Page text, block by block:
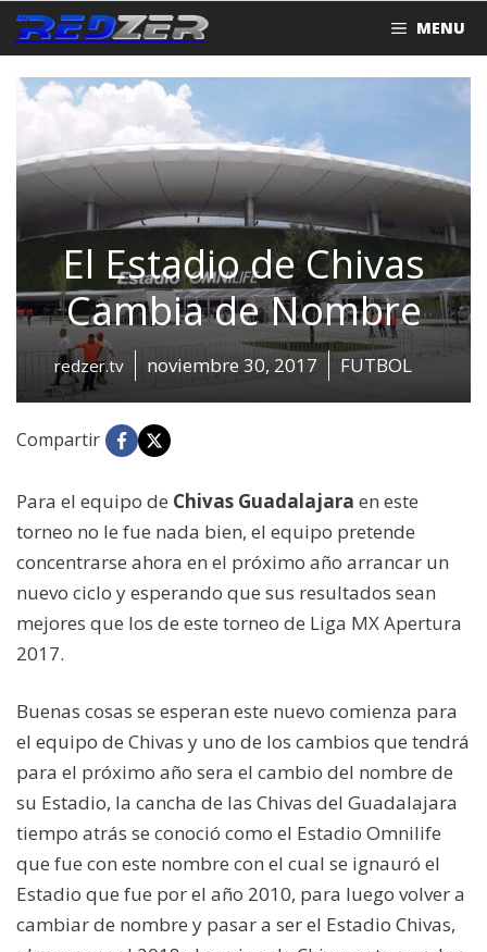
Saltar
al
contenido
MENU
El Estadio de Chivas
Cambia de Nombre
redzer.tv noviembre 30, 2017 FUTBOL
Compartir
Para el equipo de Chivas Guadalajara en este
torneo no le fue nada bien, el equipo pretende
concentrarse ahora en el próximo año arrancar un
nuevo ciclo y esperando que sus resultados sean
mejores que los de este torneo de Liga MX Apertura
2017.
Buenas cosas se esperan este nuevo comienza para
el equipo de Chivas y uno de los cambios que tendrá
para el próximo año sera el cambio del nombre de
su Estadio, la cancha de las Chivas del Guadalajara
tiempo atrás se conoció como el Estadio Omnilife
que fue con este nombre con el cual se ignauró el
Estadio que fue por el año 2010, para luego volver a
cambiar de nombre y pasar a ser el Estadio Chivas,